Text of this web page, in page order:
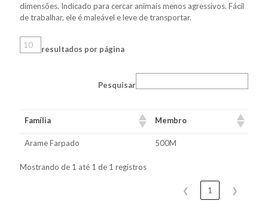
dimensões. Indicado para cercar animais menos agressivos. Fácil
de trabalhar, ele é maleável e leve de transportar.
resultados por página
Pesquisar
Família Membro
Arame Farpado 500M
Mostrando de 1 até 1 de 1 registros
❮ 1 ❯